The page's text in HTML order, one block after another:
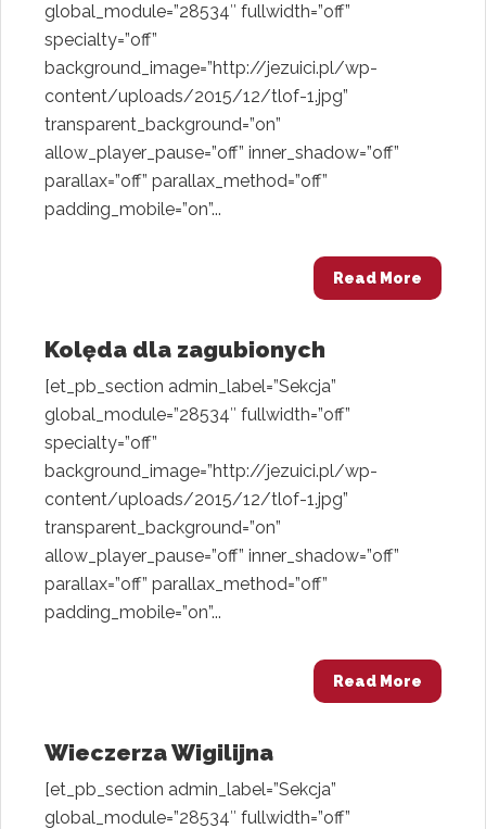
global_module=”28534″ fullwidth=”off”
specialty=”off”
background_image=”http://jezuici.pl/wp-
content/uploads/2015/12/tlof-1.jpg”
transparent_background=”on”
allow_player_pause=”off” inner_shadow=”off”
parallax=”off” parallax_method=”off”
padding_mobile=”on”...
Read More
Kolęda dla zagubionych
[et_pb_section admin_label=”Sekcja”
global_module=”28534″ fullwidth=”off”
specialty=”off”
background_image=”http://jezuici.pl/wp-
content/uploads/2015/12/tlof-1.jpg”
transparent_background=”on”
allow_player_pause=”off” inner_shadow=”off”
parallax=”off” parallax_method=”off”
padding_mobile=”on”...
Read More
Wieczerza Wigilijna
[et_pb_section admin_label=”Sekcja”
global_module=”28534″ fullwidth=”off”